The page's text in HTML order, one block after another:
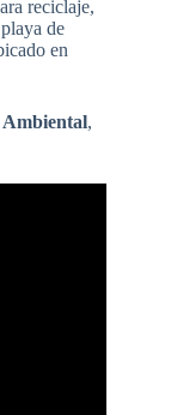
reciclaje,
de
en
Ambiental,